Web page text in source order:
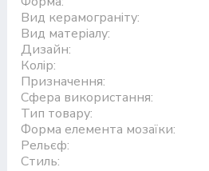
Вид керамограніту:
Вид матеріалу:
Дизайн:
Колір:
Призначення:
Сфера використання:
Тип товару:
Форма елемента мозаїки:
Рельєф:
Стиль: